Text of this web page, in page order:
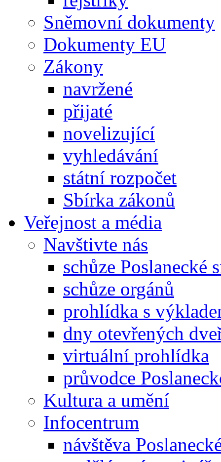
Sněmovní dokumenty
Dokumenty EU
Zákony
navržené
přijaté
novelizující
vyhledávání
státní rozpočet
Sbírka zákonů
Veřejnost a média
Navštivte nás
schůze Poslanecké
schůze orgánů
prohlídka s
dny otevřených
virtuální prohlídka
průvodce
Kultura a umění
Infocentrum
návštěva